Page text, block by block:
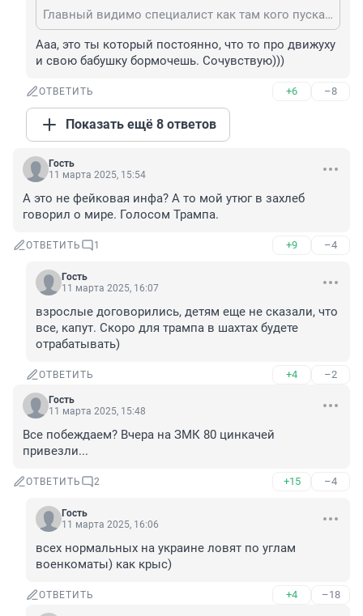
Главный видимо специалист как там кого пускают. Наверное рядом стоял. И пора менять фразеологизмы в текстах. Уже эти слова выдают одного единственного коментаторщика. Если что я здешний. А то предвижу следующие слова из набора методических указаний. Типа какол…
Ааа, это ты который постоянно, что то про движуху
и свою бабушку бормочешь. Сочувствую)))
ОТВЕТИТЬ +6 –8
Показать ещё 8 ответов
Гость
11 марта 2025, 15:54
А это не фейковая инфа? А то мой утюг в захлеб
говорил о мире. Голосом Трампа.
ОТВЕТИТЬ 1 +9 –4
Гость
11 марта 2025, 16:07
взрослые договорились, детям еще не сказали, что
все, капут. Скоро для трампа в шахтах будете
отрабатывать)
ОТВЕТИТЬ +4 –2
Гость
11 марта 2025, 15:48
Все побеждаем? Вчера на ЗМК 80 цинкачей
привезли...
ОТВЕТИТЬ 2 +15 –4
Гость
11 марта 2025, 16:06
всех нормальных на украине ловят по углам
военкоматы) как крыс)
ОТВЕТИТЬ +4 –18